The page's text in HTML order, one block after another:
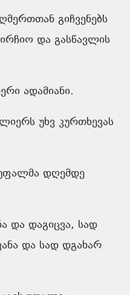
გიჩვენებს
და გასწავლის
ადამიანი.
უხვ კურთხევას
დღემდე
და დაგიცვა, სად
და სად დგახარ